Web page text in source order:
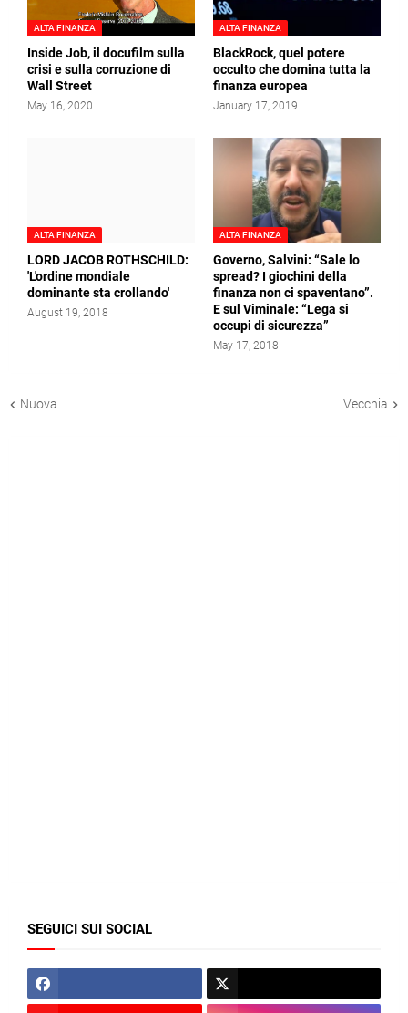
ALTA FINANZA
Inside Job, il docufilm sulla
crisi e sulla corruzione di
Wall Street
May 16, 2020
ALTA FINANZA
BlackRock, quel potere
occulto che domina tutta la
finanza europea
January 17, 2019
ALTA FINANZA
LORD JACOB ROTHSCHILD:
'L'ordine mondiale
dominante sta crollando'
August 19, 2018
ALTA FINANZA
Governo, Salvini: “Sale lo
spread? I giochini della
finanza non ci spaventano”.
E sul Viminale: “Lega si
occupi di sicurezza”
May 17, 2018
Nuova Vecchia
SEGUICI SUI SOCIAL